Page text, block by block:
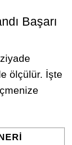
Başarı
ölçülür. İşte